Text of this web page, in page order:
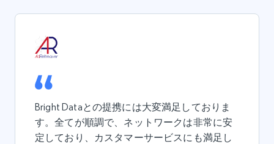
Bright Dataとの提携には大変満足しておりま
す。全てが順調で、ネットワークは非常に安
定 しており、 カスタマーサービス にも満足し